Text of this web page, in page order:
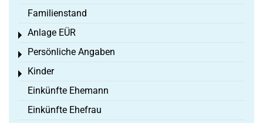
Familienstand
Anlage EÜR
Toggle menu
Persönliche Angaben
Toggle menu
Kinder
Toggle menu
Einkünfte Ehemann
Einkünfte Ehefrau